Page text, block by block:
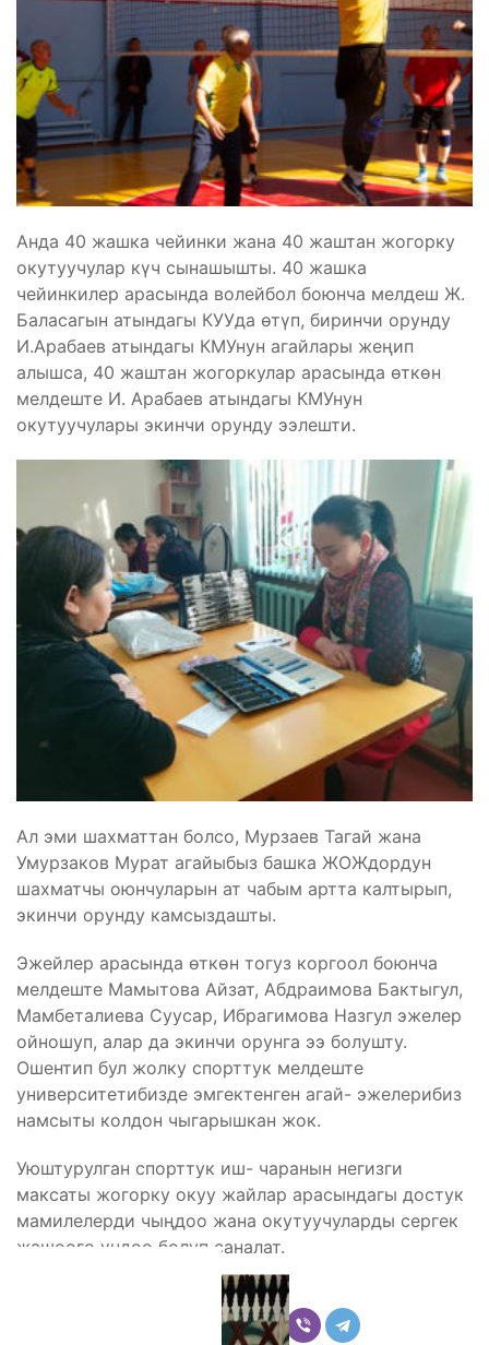
Анда 40 жашка чейинки жана 40 жаштан жогорку
окутуучулар күч сынашышты. 40 жашка
чейинкилер арасында волейбол боюнча мелдеш Ж.
Баласагын атындагы КУУда өтүп, биринчи орунду
И.Арабаев атындагы КМУнун агайлары жеңип
алышса, 40 жаштан жогоркулар арасында өткөн
мелдеште И. Арабаев атындагы КМУнун
окутуучулары экинчи орунду ээлешти.
Ал эми шахматтан болсо, Мурзаев Тагай жана
Умурзаков Мурат агайыбыз башка ЖОЖдордун
шахматчы оюнчуларын ат чабым артта калтырып,
экинчи орунду камсыздашты.
Эжейлер арасында өткөн тогуз коргоол боюнча
мелдеште Мамытова Айзат, Абдраимова Бактыгул,
Мамбеталиева Суусар, Ибрагимова Назгул эжелер
ойношуп, алар да экинчи орунга ээ болушту.
Ошентип бул жолку спорттук мелдеште
университетибизде эмгектенген агай- эжелерибиз
намсыты колдон чыгарышкан жок.
Уюштурулган спорттук иш- чаранын негизги
максаты жогорку окуу жайлар арасындагы достук
мамилелерди чыңдоо жана окутуучуларды сергек
жашоого үндөө болуп саналат.
Бөлүшүү